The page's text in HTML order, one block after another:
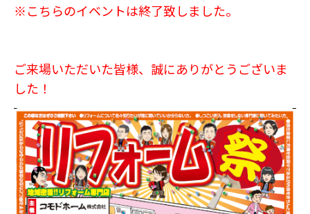
※こちらのイベントは終了致しました。
ご来場いただいた皆様、誠にありがとうございま
した！